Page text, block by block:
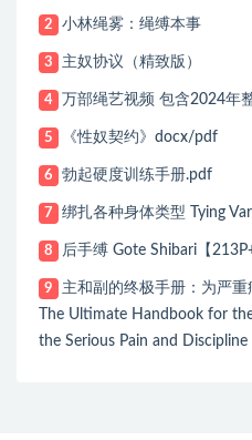
2 小林绳雾：绳缚本事
3 主奴协议（精致版）
4 万部绳艺视频 包含2024年
5 《性奴契约》docx/pdf
6 勃起硬度训练手册.pdf
7 绑扎各种身体类型 Tying
8 后手缚 Gote Shibari【
9
主和副的终极手册：为严
The Ultimate Handbook for
the Serious Pain and Discipline